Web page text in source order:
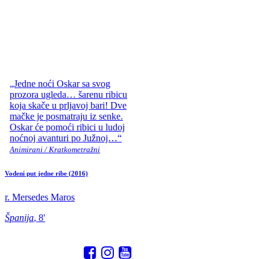
„Jedne noći Oskar sa svog
prozora ugleda… šarenu ribicu
koja skače u prljavoj bari! Dve
mačke je posmatraju iz senke.
Oskar će pomoći ribici u ludoj
noćnoj avanturi po Južnoj…“
Animirani / Kratkometražni
Vodeni put jedne ribe (2016)
r. Mersedes Maros
Španija, 8'